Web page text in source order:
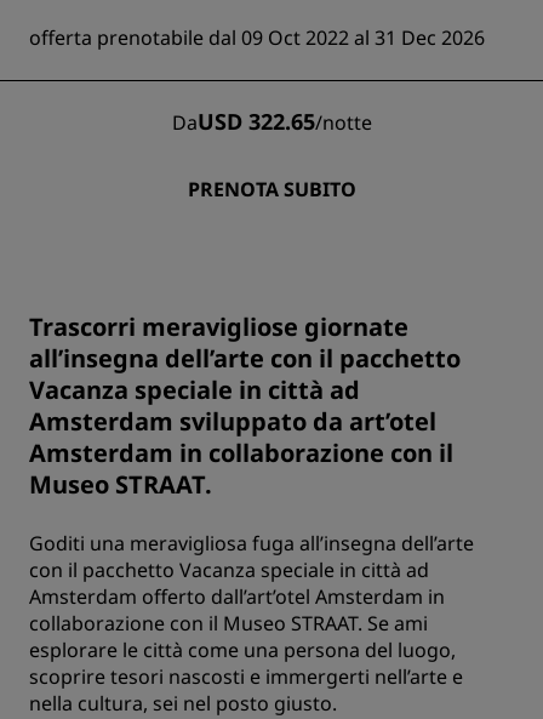
offerta prenotabile dal 09 Oct 2022 al 31 Dec 2026
DaUSD 322.65/notte
PRENOTA SUBITO
Trascorri meravigliose giornate
all’insegna dell’arte con il pacchetto
Vacanza speciale in città ad
Amsterdam sviluppato da art’otel
Amsterdam in collaborazione con il
Museo STRAAT.
Goditi una meravigliosa fuga all’insegna dell’arte
con il pacchetto Vacanza speciale in città ad
Amsterdam offerto dall’art’otel Amsterdam in
collaborazione con il Museo STRAAT. Se ami
esplorare le città come una persona del luogo,
scoprire tesori nascosti e immergerti nell’arte e
nella cultura, sei nel posto giusto.